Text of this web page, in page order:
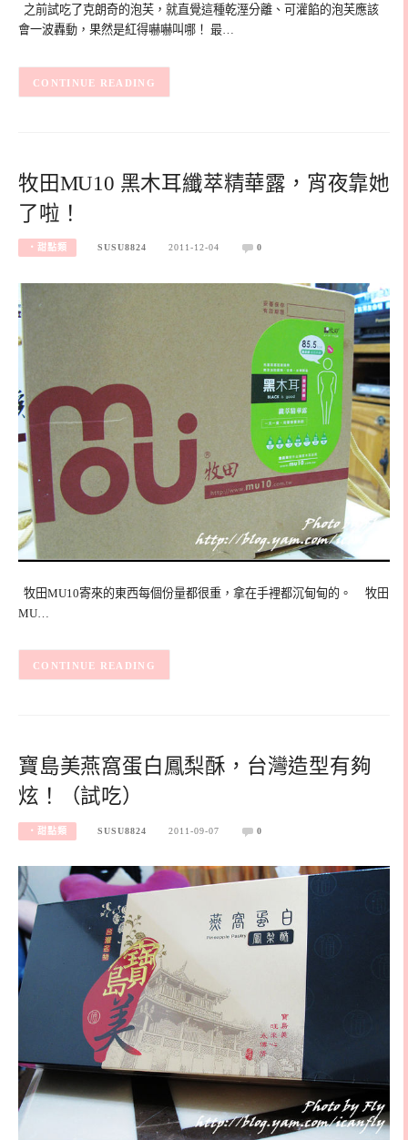
之前試吃了克朗奇的泡芙，就直覺這種乾溼分離、可灌餡的泡芙應該
會一波轟動，果然是紅得嚇嚇叫哪！ 最…
CONTINUE READING
牧田MU10 黑木耳纖萃精華露，宵夜靠她
了啦！
‧甜點類 SUSU8824 2011-12-04 0
牧田MU10寄來的東西每個份量都很重，拿在手裡都沉甸甸的。 牧田
MU…
CONTINUE READING
寶島美燕窩蛋白鳳梨酥，台灣造型有夠
炫！（試吃）
‧甜點類 SUSU8824 2011-09-07 0